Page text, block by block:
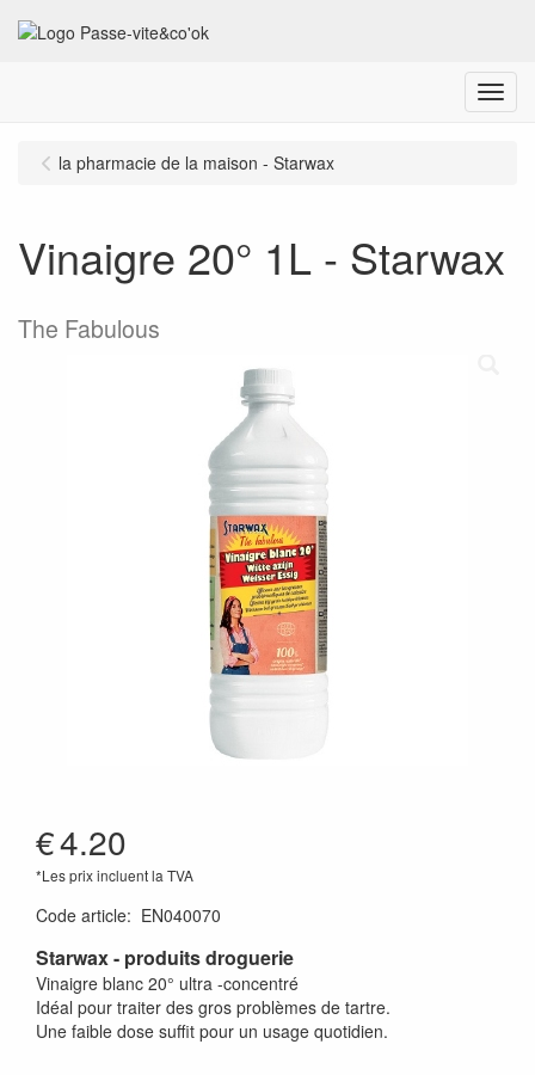
Menu
la pharmacie de la maison - Starwax
Vinaigre 20° 1L - Starwax
The Fabulous
€4.20
*Les prix incluent la TVA
Code article: EN040070
Starwax - produits droguerie
Vinaigre blanc 20° ultra -concentré
Idéal pour traiter des gros problèmes de tartre.
Une faible dose suffit pour un usage quotidien.